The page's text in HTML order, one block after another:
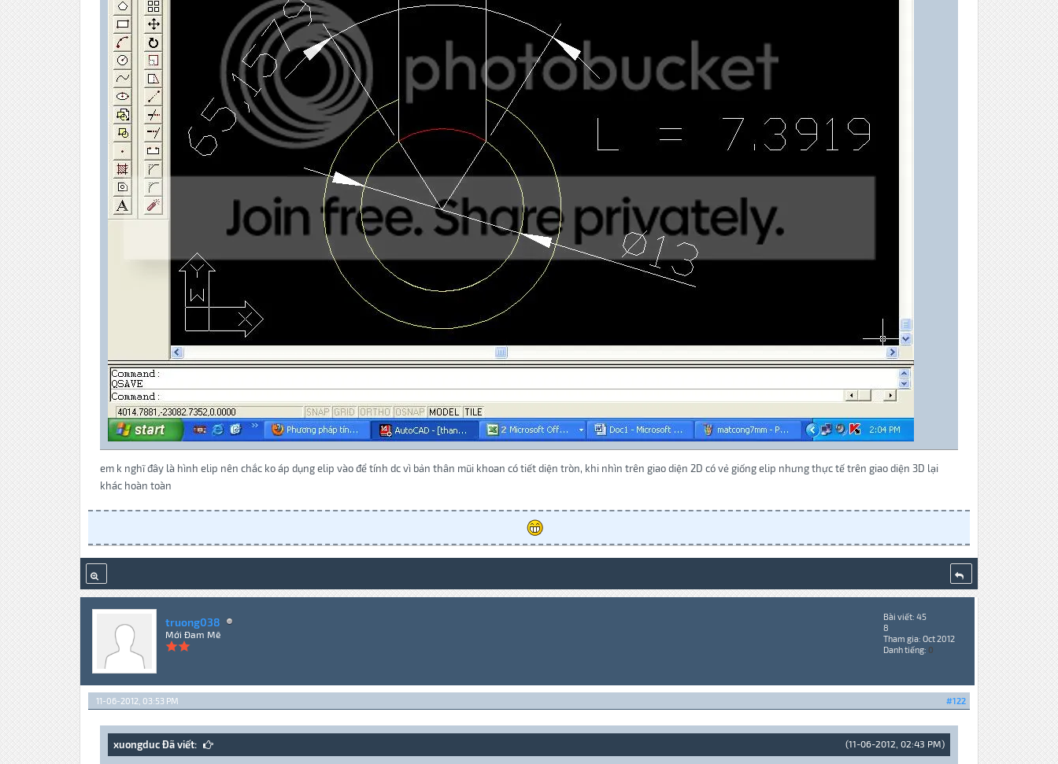
em k nghĩ đây là hình elip nên chắc ko áp dụng elip vào để tính dc vì bản thân mũi khoan có tiết diện tròn, khi nhìn trên giao diện 2D có vẻ giống elip nhưng thực tế trên giao diện 3D lại
khác hoàn toàn
truong038
Mới Đam Mê
Bài viết: 45
8
Tham gia: Oct 2012
Danh tiếng: 0
#122
11-06-2012, 03:53 PM
(11-06-2012, 02:43 PM)
xuongduc Đã viết: